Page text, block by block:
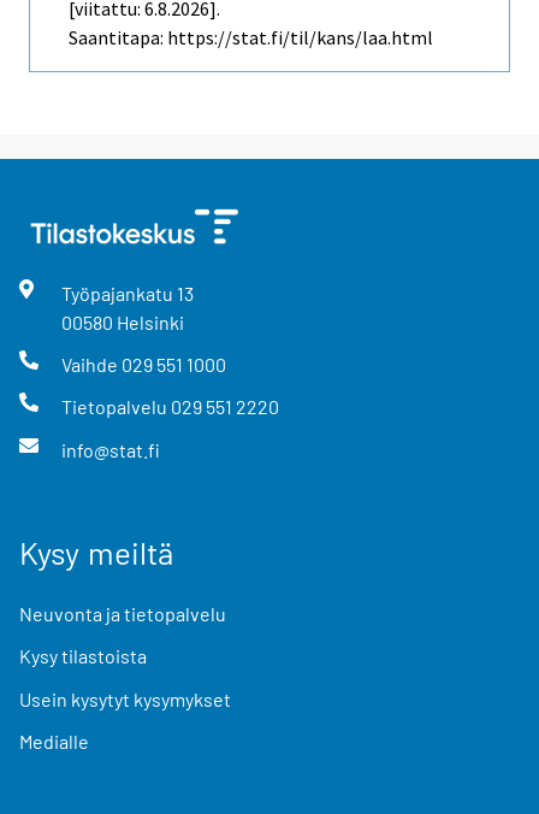
[viitattu: 6.8.2026].
Saantitapa: https://stat.fi/til/kans/laa.html
Työpajankatu 13
00580 Helsinki
Vaihde 029 551 1000
Tietopalvelu 029 551 2220
info@stat.fi
Kysy meiltä
Neuvonta ja tietopalvelu
Kysy tilastoista
Usein kysytyt kysymykset
Medialle